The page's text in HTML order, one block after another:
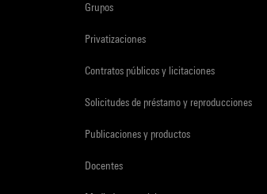
Grupos
Privatizaciones
Contratos públicos y licitaciones
Solicitudes de préstamo y reproducciones
Publicaciones y productos
Docentes